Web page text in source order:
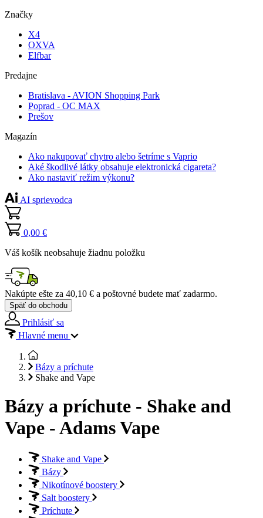
Značky
X4
OXVA
Elfbar
Predajne
Bratislava - AVION Shopping Park
Poprad - OC MAX
Prešov
Magazín
Ako nakupovať chytro alebo šetríme s Vaprio
Aké škodlivé látky obsahuje elektronická cigareta?
Ako nastaviť režim výkonu?
AI sprievodca
0,00 €
Váš košík neobsahuje žiadnu položku
Nakúpte ešte za 40,10 € a poštovné budete mať zadarmo.
Späť do obchodu
Prihlásiť sa
Hlavné menu
Bázy a príchute
Shake and Vape
Bázy a príchute - Shake and
Vape - Adams Vape
Shake and Vape
Bázy
Nikotínové boostery
Salt boostery
Príchute